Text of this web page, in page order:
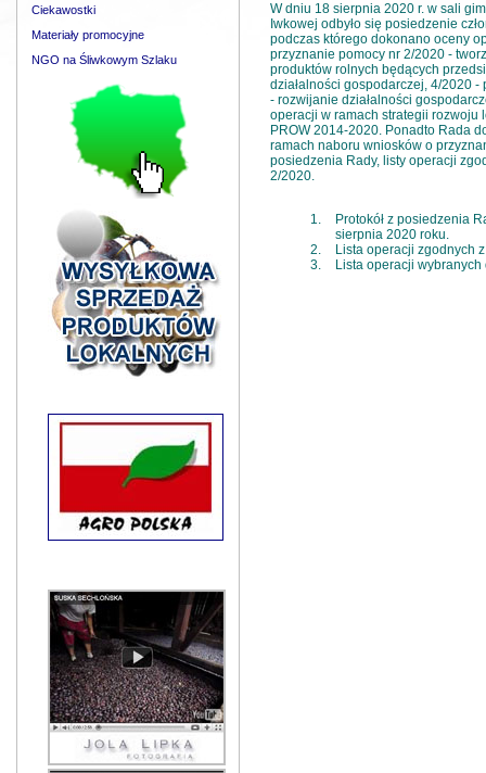
Ciekawostki
Materiały promocyjne
NGO na Śliwkowym Szlaku
W dniu 18 sierpnia 2020 r. w sali
Iwkowej odbyło się posiedzenie
podczas którego dokonano oceny
przyznanie pomocy nr 2/2020 -
produktów rolnych będących
działalności gospodarczej, 4/2020
5/2020 - rozwijanie działalności
wdrażanie operacji w ramach
społeczność'' objętego PROW
zostały złożone w ramach naboru
publikujemy protokół z posiedzenia
wybranych dla naboru 2/2020.
Protokół z posiedzenia
sierpnia 2020 roku.
Lista operacji zgodnych
Lista operacji